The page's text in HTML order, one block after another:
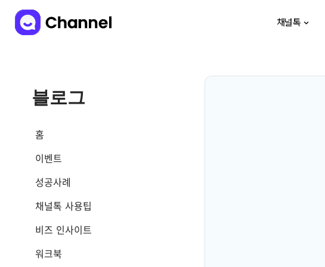
채널톡
블로그
홈
이벤트
성공사례
채널톡 사용팁
비즈 인사이트
워크북